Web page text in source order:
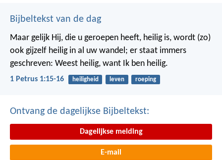
Bijbeltekst van de dag
Maar gelijk Hij, die u geroepen heeft, heilig is, wordt (zo)
ook gijzelf heilig in al uw wandel; er staat immers
geschreven: Weest heilig, want Ik ben heilig.
1 Petrus 1:15-16 heiligheid leven roeping
Ontvang de dagelijkse Bijbeltekst:
Dagelijkse melding
E-mail